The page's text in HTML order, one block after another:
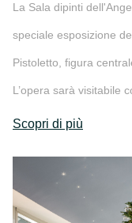
La Sala dipinti
speciale esposizione
Pistoletto, figura
L’opera sarà visitabile
Scopri di più